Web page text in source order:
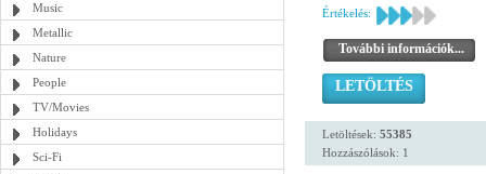
Music
Metallic
Nature
People
TV/Movies
Holidays
Sci-Fi
Értékelés:
További információk...
LETÖLTÉS
Letöltések: 55385
Hozzászólások: 1